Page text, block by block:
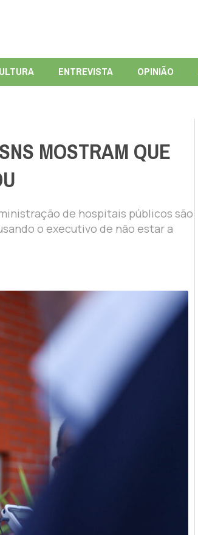
ENTREVISTA OPINIÃO
MOSTRAM QUE
de hospitais públicos são
o executivo de não estar a